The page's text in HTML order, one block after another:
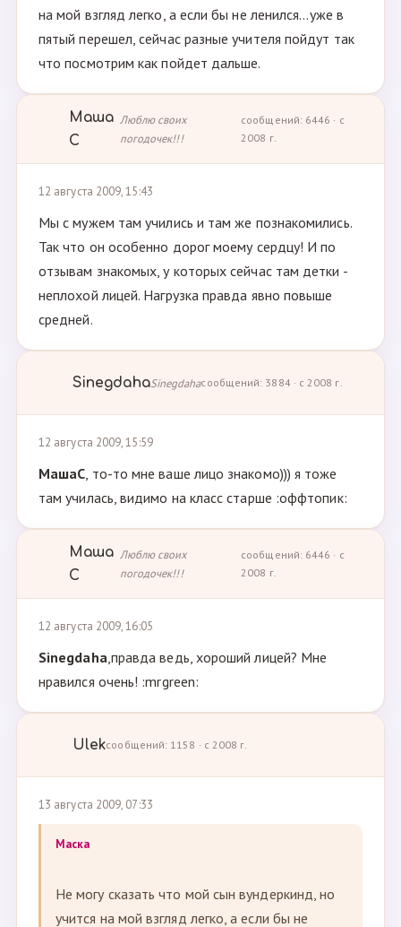
на мой взгляд легко, а если бы не ленился...уже в
пятый перешел, сейчас разные учителя пойдут так
что посмотрим как пойдет дальше.
Маша
С
Люблю своих
погодочек!!!
сообщений: 6446 · с
2008 г.
12 августа 2009, 15:43
Мы с мужем там учились и там же познакомились.
Так что он особенно дорог моему сердцу! И по
отзывам знакомых, у которых сейчас там детки -
неплохой лицей. Нагрузка правда явно повыше
средней.
SinegdahaSinegdahaсообщений: 3884 · с 2008 г.
12 августа 2009, 15:59
МашаС, то-то мне ваше лицо знакомо))) я тоже
там училась, видимо на класс старше :оффтопик:
Маша
С
Люблю своих
погодочек!!!
сообщений: 6446 · с
2008 г.
12 августа 2009, 16:05
Sinegdaha,правда ведь, хороший лицей? Мне
нравился очень! :mrgreen:
Ulekсообщений: 1158 · с 2008 г.
13 августа 2009, 07:33
Маска
Не могу сказать что мой сын вундеркинд, но
учится на мой взгляд легко, а если бы не